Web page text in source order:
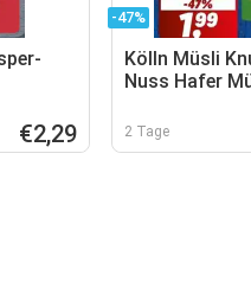
€2,29
-47%
Kölln Müsli
Nuss Hafer
2 Tage